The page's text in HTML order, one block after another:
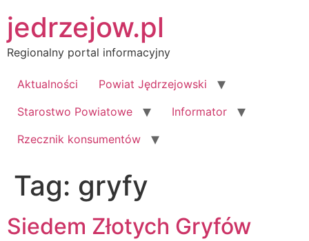
do
treści
jedrzejow.pl
Regionalny portal informacyjny
Aktualności
Powiat Jędrzejowski
Starostwo Powiatowe
Informator
Rzecznik konsumentów
Tag: gryfy
Siedem Złotych Gryfów